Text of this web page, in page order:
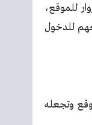
للموقع،
للدخول
وتجعله